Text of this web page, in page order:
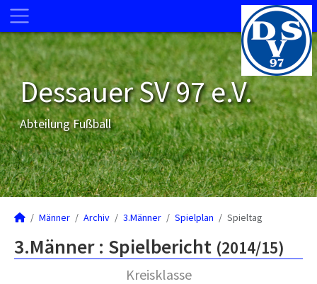
Dessauer SV 97 e.V.
Abteilung Fußball
Männer Archiv 3.Männer Spielplan Spieltag
3.Männer : Spielbericht (2014/15)
Kreisklasse